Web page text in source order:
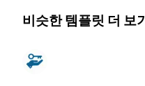
비슷한 템플릿 더 보기